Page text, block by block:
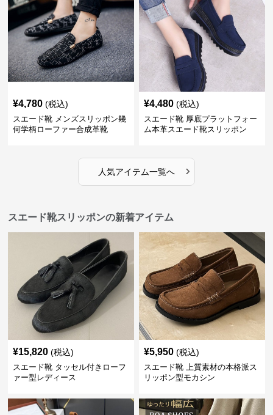
¥4,780 (税込)
スエード靴 メンズスリッポン幾
何学柄ローファー合成革靴
¥4,480 (税込)
スエード靴 厚底プラットフォー
ム本革スエード靴スリッポン
人気アイテム一覧へ ›
スエード靴スリッポンの新着アイテム
¥15,820 (税込)
スエード靴 タッセル付きローフ
ァー型レディース
¥5,950 (税込)
スエード靴 上質素材の本格派ス
リッポン型モカシン